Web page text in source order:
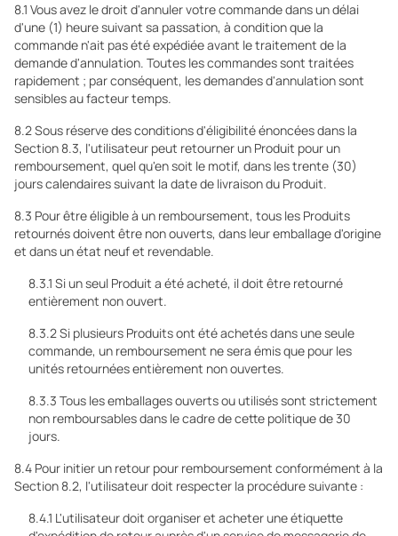
8.1 Vous avez le droit d'annuler votre commande dans un délai
d'une (1) heure suivant sa passation, à condition que la
commande n'ait pas été expédiée avant le traitement de la
demande d'annulation. Toutes les commandes sont traitées
rapidement ; par conséquent, les demandes d'annulation sont
sensibles au facteur temps.
8.2 Sous réserve des conditions d'éligibilité énoncées dans la
Section 8.3, l'utilisateur peut retourner un Produit pour un
remboursement, quel qu'en soit le motif, dans les trente (30)
jours calendaires suivant la date de livraison du Produit.
8.3 Pour être éligible à un remboursement, tous les Produits
retournés doivent être non ouverts, dans leur emballage d'origine
et dans un état neuf et revendable.
8.3.1 Si un seul Produit a été acheté, il doit être retourné
entièrement non ouvert.
8.3.2 Si plusieurs Produits ont été achetés dans une seule
commande, un remboursement ne sera émis que pour les
unités retournées entièrement non ouvertes.
8.3.3 Tous les emballages ouverts ou utilisés sont strictement
non remboursables dans le cadre de cette politique de 30
jours.
8.4 Pour initier un retour pour remboursement conformément à la
Section 8.2, l'utilisateur doit respecter la procédure suivante :
8.4.1 L'utilisateur doit organiser et acheter une étiquette